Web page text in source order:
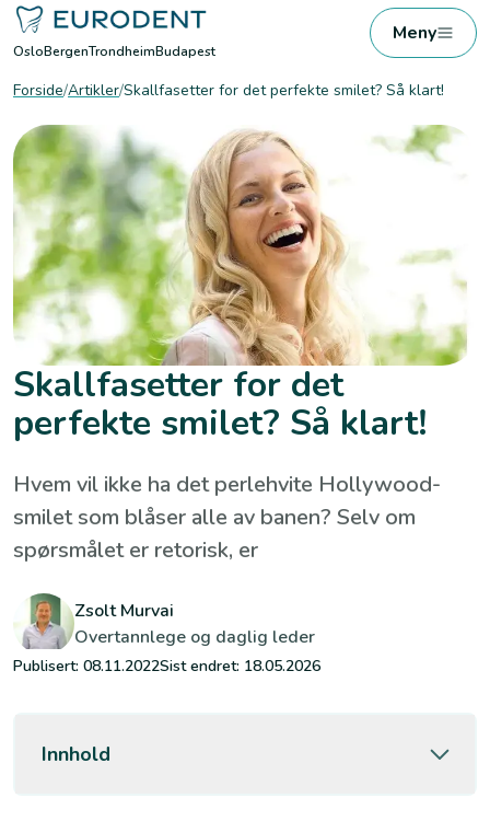
OsloBergenTrondheimBudapest
Meny
Forside/Artikler/Skallfasetter for det perfekte smilet? Så klart!
Skallfasetter for det
perfekte smilet? Så klart!
Hvem vil ikke ha det perlehvite Hollywood-
smilet som blåser alle av banen? Selv om
spørsmålet er retorisk, er
Zsolt Murvai
Overtannlege og daglig leder
Publisert: 08.11.2022Sist endret: 18.05.2026
Innhold